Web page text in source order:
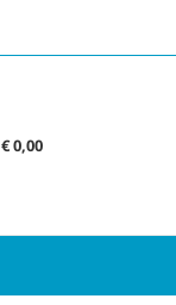
€0,00